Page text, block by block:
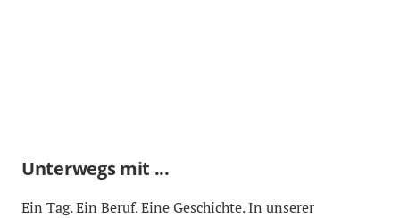
Unterwegs mit ...
Ein Tag. Ein Beruf. Eine Geschichte. In unserer